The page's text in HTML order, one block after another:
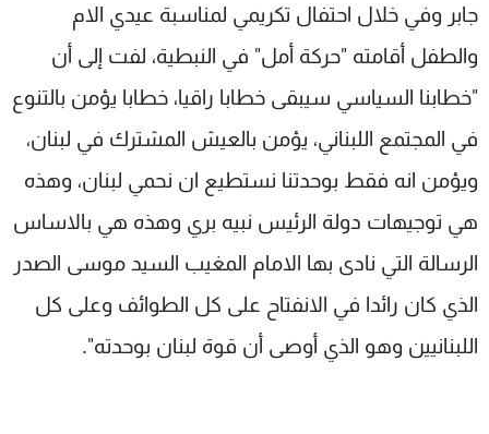
جابر وفي خلال احتفال تكريمي لمناسبة عيدي الام
والطفل أقامته "حركة أمل" في النبطية، لفت إلى أن
"خطابنا السياسي سيبقى خطابا راقيا، خطابا يؤمن بالتنوع
في المجتمع اللبناني، يؤمن بالعيش المشترك في لبنان،
ويؤمن انه فقط بوحدتنا نستطيع ان نحمي لبنان، وهذه
هي توجيهات دولة الرئيس نبيه بري وهذه هي بالاساس
الرسالة التي نادى بها الامام المغيب السيد موسى الصدر
الذي كان رائدا في الانفتاح على كل الطوائف وعلى كل
اللبنانيين وهو الذي أوصى أن قوة لبنان بوحدته".